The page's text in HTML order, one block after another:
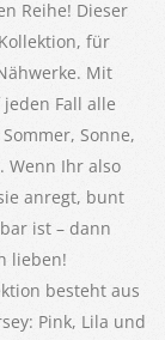
Reihe! Dieser
für
Mit
Fall alle
Sonne,
Wenn Ihr also
anregt, bunt
ist – dann
lieben!
besteht aus
Pink, Lila und